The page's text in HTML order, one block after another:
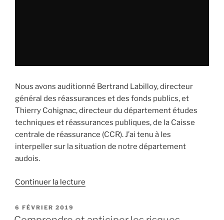
Nous avons auditionné Bertrand Labilloy, directeur
général des réassurances et des fonds publics, et
Thierry Cohignac, directeur du département études
techniques et réassurances publiques, de la Caisse
centrale de réassurance (CCR). J’ai tenu à les
interpeller sur la situation de notre département
audois.
Continuer la lecture
indemnisations
PUBLIÉ
LE
6 FÉVRIER 2019